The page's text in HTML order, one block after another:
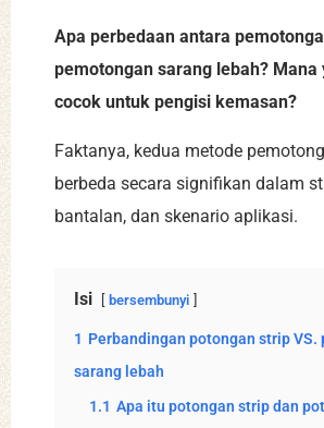
Apa perbedaan antara
pemotongan sarang lebah? Mana
cocok untuk pengisi kemasan?
Faktanya, kedua metode
berbeda secara signifikan dalam
bantalan, dan skenario aplikasi.
Isi bersembunyi
1 Perbandingan potongan strip VS.
sarang lebah
1.1 Apa itu potongan strip dan